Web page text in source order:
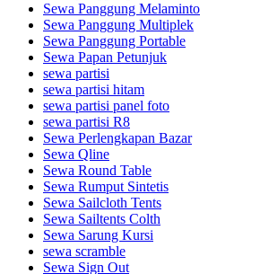
Sewa Panggung Melaminto
Sewa Panggung Multiplek
Sewa Panggung Portable
Sewa Papan Petunjuk
sewa partisi
sewa partisi hitam
sewa partisi panel foto
sewa partisi R8
Sewa Perlengkapan Bazar
Sewa Qline
Sewa Round Table
Sewa Rumput Sintetis
Sewa Sailcloth Tents
Sewa Sailtents Colth
Sewa Sarung Kursi
sewa scramble
Sewa Sign Out